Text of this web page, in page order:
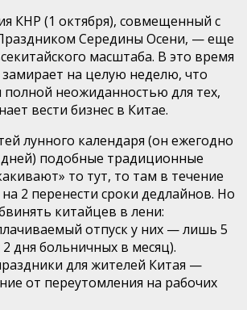
КНР (1 октября), совмещенный с
Середины Осени, — еще
масштаба. В это время
на целую неделю, что
полной неожиданностью для тех,
вести бизнес в Китае.
лунного календаря (он ежегодно
подобные традиционные
то тут, то там в течение
2 перенести сроки дедлайнов. Но
китайцев в лени:
отпуск у них — лишь 5
дня больничных в месяц).
для жителей Китая —
от переутомления на рабочих